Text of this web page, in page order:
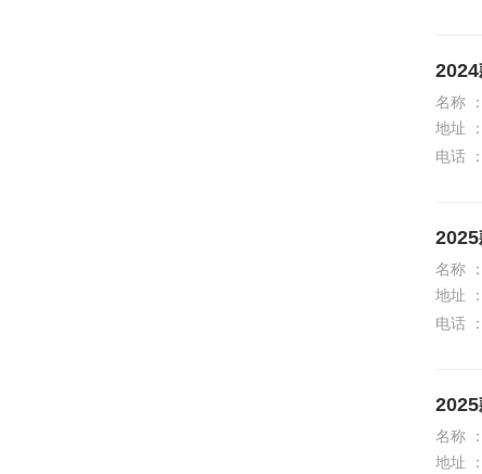
名称 ：
地址 ：
电话 ：
名称 ：
地址 ：
电话 ：
名称 ：
地址 ：